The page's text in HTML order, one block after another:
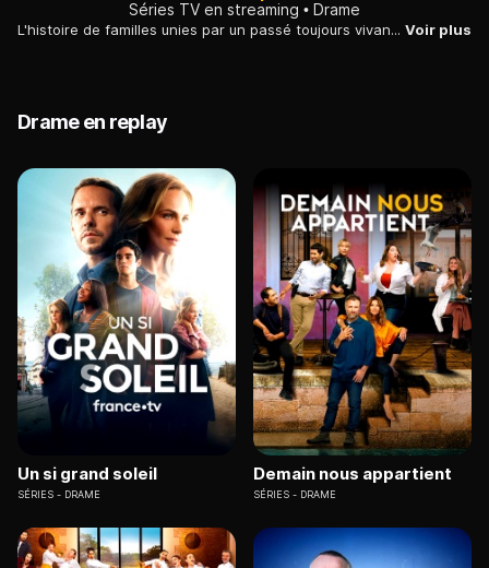
Séries TV en streaming
Drame
L'histoire de familles unies par un passé toujours vivant, mais aussi une histoire d'espoir et de bonheur. Voir plus
Drame en replay
Un si grand soleil
SÉRIES DRAME
Demain nous appartient
SÉRIES DRAME